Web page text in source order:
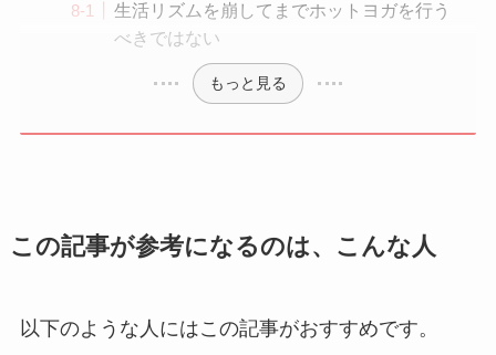
生活リズムを崩してまでホットヨガを行う
べきではない
もっと見る
この記事が参考になるのは、こんな人
以下のような人にはこの記事がおすすめです。